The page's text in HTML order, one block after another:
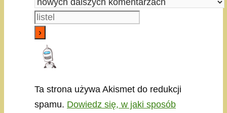
Ta strona używa Akismet do redukcji
spamu. Dowiedz się, w jaki sposób